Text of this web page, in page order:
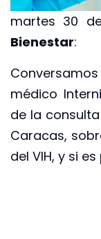
martes 30
Bienestar:
médico
de la
Caracas,
del VIH, y si